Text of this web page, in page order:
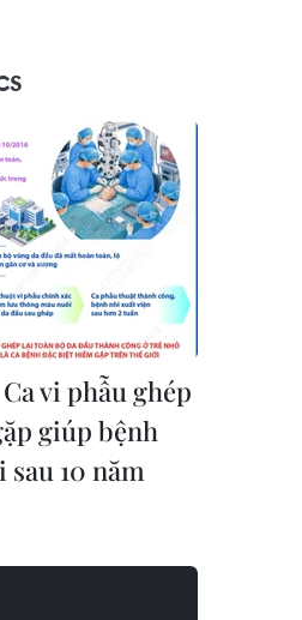
Ca vi phẫu ghép
giúp bệnh
10 năm